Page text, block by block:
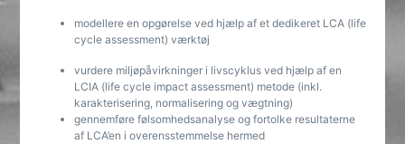
modellere en opgørelse ved hjælp af et dedikeret LCA (life
cycle assessment) værktøj
vurdere miljøpåvirkninger i livscyklus ved hjælp af en
LCIA (life cycle impact assessment) metode (inkl.
karakterisering, normalisering og vægtning)
gennemføre følsomhedsanalyse og fortolke resultaterne
af LCA’en i overensstemmelse hermed